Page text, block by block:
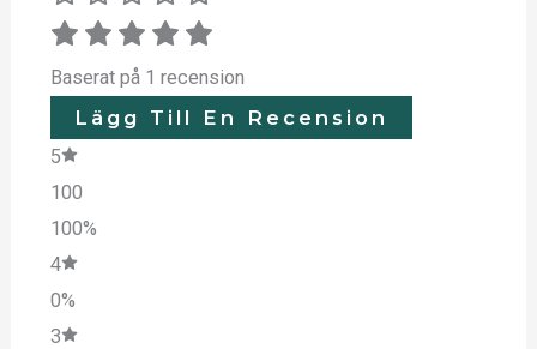
Baserat på 1 recension
Lägg Till En Recension
5
100
100%
4
0%
3